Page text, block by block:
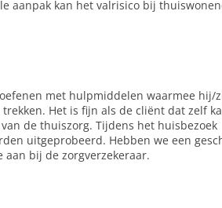
aanpak kan het valrisico bij
met hulpmiddelen waarmee hij/
Het is fijn als de cliënt dat zelf
de thuiszorg. Tijdens het huisbezoek
uitgeprobeerd. Hebben we een
bij de zorgverzekeraar.